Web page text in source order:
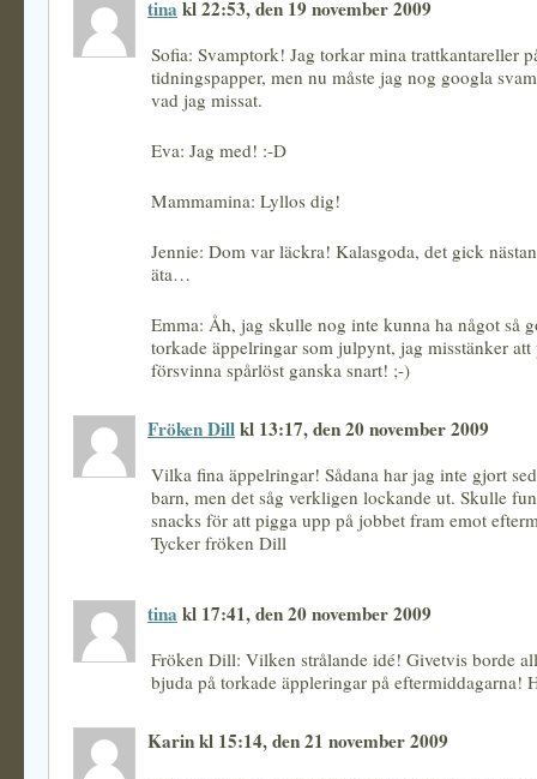
tina kl 22:53, den 19 november 2009
Sofia: Svamptork! Jag torkar mina trattkantareller
tidningspapper, men nu måste jag nog googla
vad jag missat.
Eva: Jag med! :-D
Mammamina: Lyllos dig!
Jennie: Dom var läckra! Kalasgoda, det gick
äta…
Emma: Åh, jag skulle nog inte kunna ha något så
torkade äppelringar som julpynt, jag misstänker
försvinna spårlöst ganska snart! ;-)
Fröken Dillkl 13:17, den 20 november 2009
Vilka fina äppelringar! Sådana har jag inte gjort
barn, men det såg verkligen lockande ut. Skulle
snacks för att pigga upp på jobbet fram emot
Tycker fröken Dill
tina kl 17:41, den 20 november 2009
Fröken Dill: Vilken strålande idé! Givetvis borde
bjuda på torkade äppleringar på eftermiddagarna!
Karin kl 15:14, den 21 november 2009